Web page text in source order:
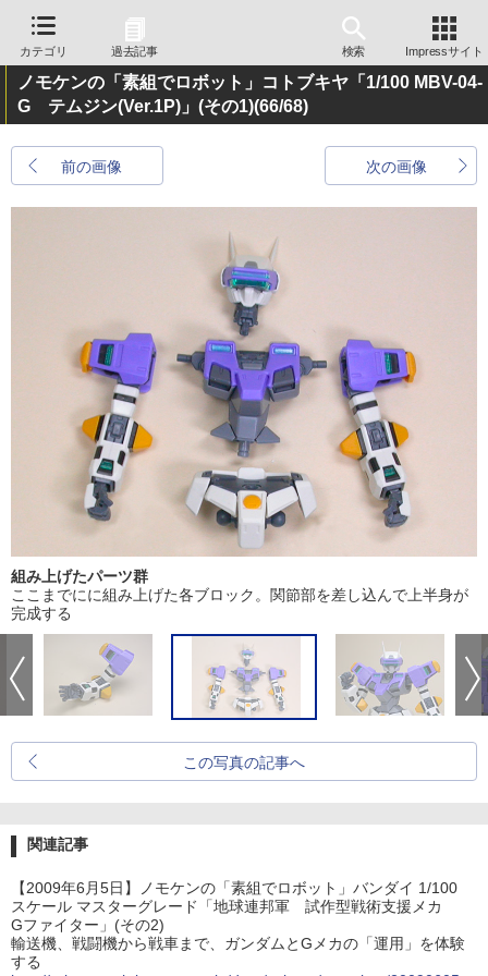
カテゴリ 過去記事 検索 Impressサイト
ノモケンの「素組でロボット」コトブキヤ「1/100 MBV-04-
G テムジン(Ver.1P)」(その1)(66/68)
前の画像 次の画像
組み上げたパーツ群
ここまでにに組み上げた各ブロック。関節部を差し込んで上半身が
完成する
この写真の記事へ
関連記事
【2009年6月5日】ノモケンの「素組でロボット」バンダイ 1/100
スケール マスターグレード「地球連邦軍 試作型戦術支援メカ
Gファイター」(その2)
輸送機、戦闘機から戦車まで、ガンダムとGメカの「運用」を体験
する